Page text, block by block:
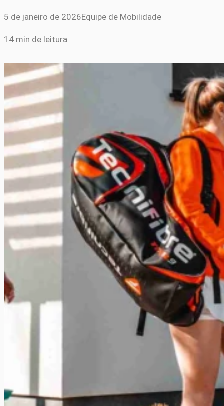
5 de janeiro de 2026Equipe de Mobilidade
14 min de leitura